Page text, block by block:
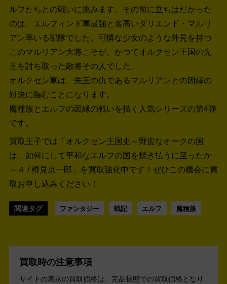
ルフたちとの戦いに挑みます。その前に立ちはだかった
のは、エルフィンド軍最強と名高いダリエンド・マルリ
アン率いる部隊でした。可憐な少女のような外見を持つ
このマルリアン大将こそが、かつてオルクセン王国の先
王を討ち取った敵将その人でした。
オルクセン軍は、先王の仇であるマルリアンとの因縁の
対決に臨むことになります。
魔種族とエルフの因縁の戦いを描く人気シリーズの第4弾
です。
買取王子では「オルクセン王国史～野蛮なオークの国
は、如何にして平和なエルフの国を焼き払うに至ったか
～４ / 樽見京一郎」を買取強化中です！ ぜひこの機会に買
取お申し込みください！
関連タグ ファンタジー 戦記 エルフ 魔種族
買取時の注意事項
サイトの表示の買取価格は、完品状態での買取価格となり